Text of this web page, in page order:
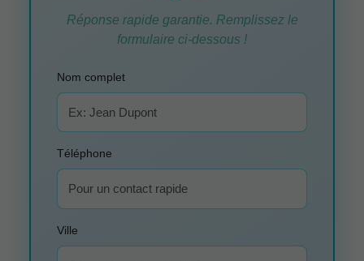
Réponse rapide garantie. Remplissez le
formulaire ci-dessous !
Nom complet
Téléphone
Ville